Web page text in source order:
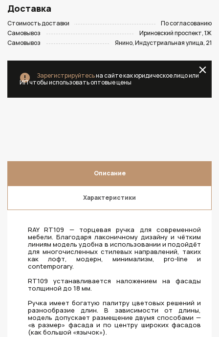
Доставка
Стоимость доставки
По согласованию
Самовывоз
Ириновский проспект, 1Ж
Самовывоз
Янино, Индустриальная улица, 21
Зарегистрируйтесьна сайте как юридическое лицо или
ИП чтобы использовать оптовые цены
Описание
Характеристики
RAY RT109 — торцевая ручка для современной
мебели. Благодаря лаконичному дизайну и чётким
линиям модель удобна в использовании и подойдёт
для многочисленных стилевых направлений, таких
как лофт, модерн, минимализм, pro-line и
contemporary.
RT109 устанавливается наложением на фасады
толщиной до 18 мм.
Ручка имеет богатую палитру цветовых решений и
разнообразие длин. В зависимости от длины,
модель допускает размещение двумя способами —
«в размер» фасада и по центру широких фасадов
(как большой «язычок»).